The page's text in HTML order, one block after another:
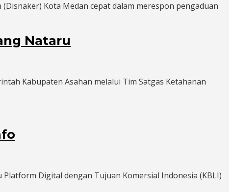
Kota Medan cepat dalam merespon pengaduan
Nataru
Kabupaten Asahan melalui Tim Satgas Ketahanan
Digital dengan Tujuan Komersial Indonesia (KBLI)